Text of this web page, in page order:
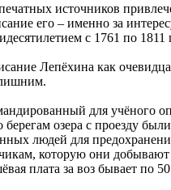
источников
его – именно за
с 1761 по 1811
Лепёхина как
для учёного
берегам озера с проезду
людей для
которую они добывают
плата за воз бывает по